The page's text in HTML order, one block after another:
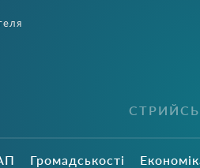
Громадськості